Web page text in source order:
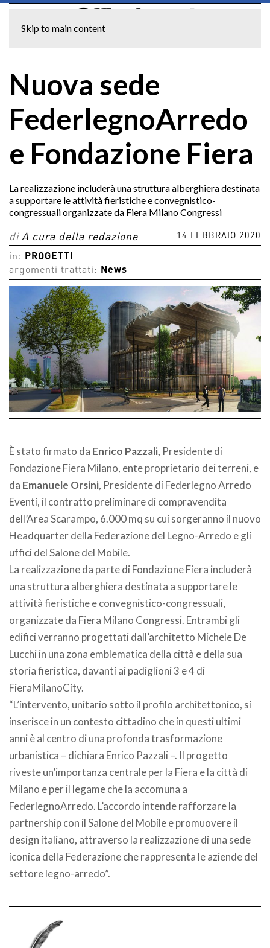
Skip to main content
Nuova sede
FederlegnoArredo
e Fondazione Fiera
La realizzazione includerà una struttura alberghiera destinata
a supportare le attività fieristiche e convegnistico-
congressuali organizzate da Fiera Milano Congressi
di A cura della redazione 14 FEBBRAIO 2020
in:
PROGETTI
argomenti trattati:
News
È stato firmato da Enrico Pazzali, Presidente di
Fondazione Fiera Milano, ente proprietario dei terreni, e
da Emanuele Orsini, Presidente di Federlegno Arredo
Eventi, il contratto preliminare di compravendita
dell’Area Scarampo, 6.000 mq su cui sorgeranno il nuovo
Headquarter della Federazione del Legno-Arredo e gli
uffici del Salone del Mobile.
La realizzazione da parte di Fondazione Fiera includerà
una struttura alberghiera destinata a supportare le
attività fieristiche e convegnistico-congressuali,
organizzate da Fiera Milano Congressi. Entrambi gli
edifici verranno progettati dall’architetto Michele De
Lucchi in una zona emblematica della città e della sua
storia fieristica, davanti ai padiglioni 3 e 4 di
FieraMilanoCity.
“L’intervento, unitario sotto il profilo architettonico, si
inserisce in un contesto cittadino che in questi ultimi
anni è al centro di una profonda trasformazione
urbanistica – dichiara Enrico Pazzali –. Il progetto
riveste un’importanza centrale per la Fiera e la città di
Milano e per il legame che la accomuna a
FederlegnoArredo. L’accordo intende rafforzare la
partnership con il Salone del Mobile e promuovere il
design italiano, attraverso la realizzazione di una sede
iconica della Federazione che rappresenta le aziende del
settore legno-arredo”.